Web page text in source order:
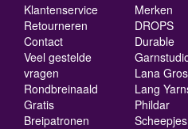
Klantenservice
Retourneren
Contact
Veel gestelde
vragen
Rondbreinaald
Gratis
Breipatronen
Merken
DROPS
Durable
Lana
Lang
Phildar
Scheepjes